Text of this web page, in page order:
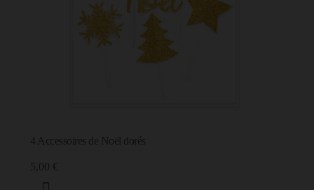
4 Accessoires de Noël dorés
5,00 €